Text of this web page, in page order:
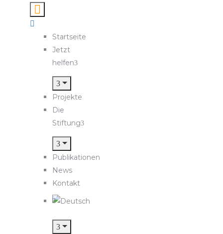
Startseite
Jetzt
helfen
Projekte
Die
Stiftung
Publikationen
News
Kontakt